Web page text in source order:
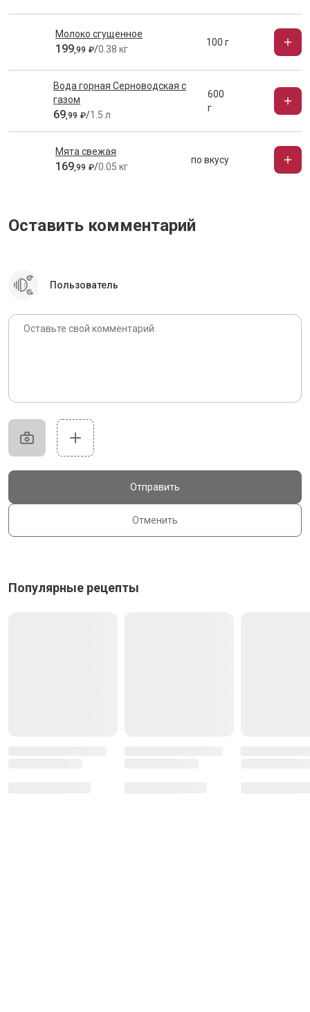
Молоко сгущенное
199,99 ₽/0.38 кг
100 г
Вода горная Серноводская с
газом
69,99 ₽/1.5 л
600
г
Мята свежая
169,99 ₽/0.05 кг
по вкусу
Оставить комментарий
Пользователь
Отменить
Отправить
Популярные рецепты